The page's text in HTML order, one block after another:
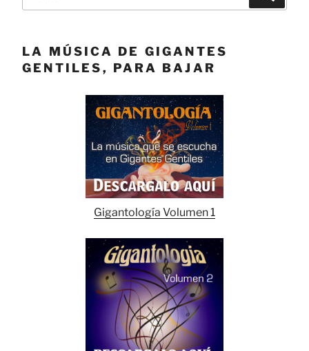
LA MÚSICA DE GIGANTES
GENTILES, PARA BAJAR
Gigantología Volumen 1